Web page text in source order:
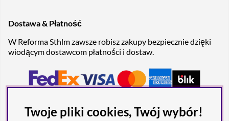
Dostawa & Płatność
W Reforma Sthlm zawsze robisz zakupy bezpiecznie dzięki
wiodącym dostawcom płatności i dostaw.
Twoje pliki cookies, Twój wybór!